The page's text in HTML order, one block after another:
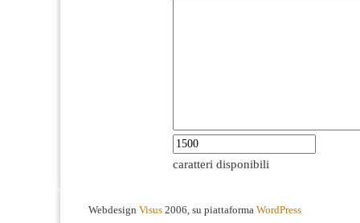
caratteri disponibili
Webdesign Visus 2006, su piattaforma WordPress